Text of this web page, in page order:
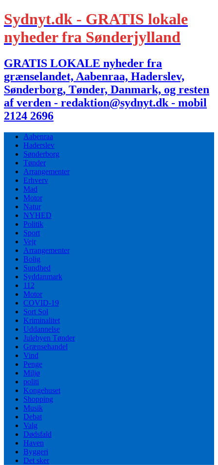
Sydnyt.dk - GRATIS lokale
nyheder fra Sønderjylland
GRATIS LOKALE nyheder fra
grænselandet, Aabenraa, Haderslev,
Sønderborg, Tønder, Danmark, og resten
af verden - redaktion@sydnyt.dk - mobil
2124 2696
Aabenraa
Haderslev
Sønderborg
Tønder
Arrangementer
Erhverv
Mad
Motor
Natur
NYHED
Politik
Sport
Vejr
Arrangementer
Bolig
Sundhed
Syddanmark
112
Motor
COVID-19
Sort Sol
Kriminalitet
Uddannelse
Julebyen Tønder
Grænsehandel
Vind
Penge
Miljø
politi
Kongehuset
Shopping
Musik
Debat
Valg
Dødsfald
Haven
Byggeri
Det sker